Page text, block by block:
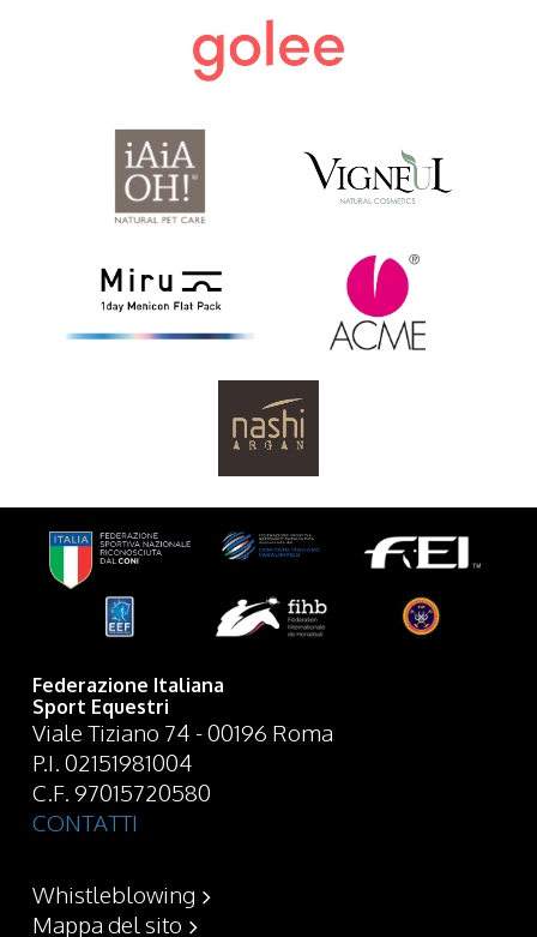
Federazione Italiana
Sport Equestri
Viale Tiziano 74 - 00196 Roma
P.I. 02151981004
C.F. 97015720580
CONTATTI
Whistleblowing
Mappa del sito